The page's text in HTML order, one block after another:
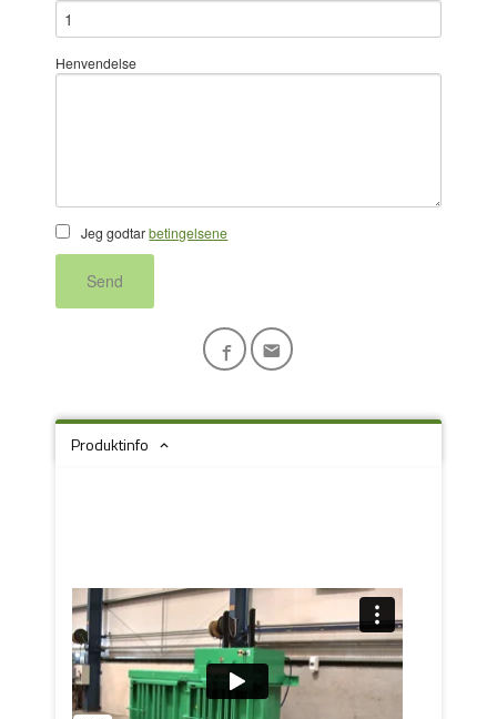
Henvendelse
Jeg godtarbetingelsene
Send
Produktinfo